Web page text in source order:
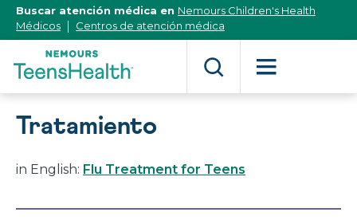
[Skip
Content]
Buscar atención médica en Nemours Children's Health
Médicos
Centros de atención médica
Tratamiento
in English: Flu Treatment for Teens